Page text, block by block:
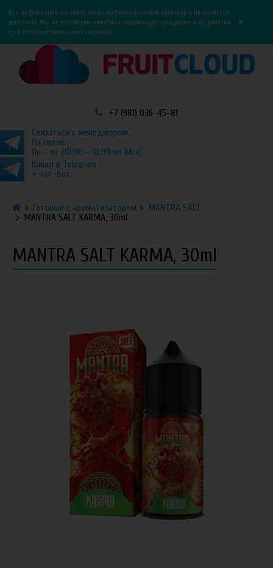
0
Вся информация на сайте носит информационный характер и не является
рекламой. Мы не реализуем никотиносодержащую продукцию и устройства
для её потребления дистанционно.
×
+7 (981) 036-45-81
Связаться с менеджером.
На связи:
Пн - пт (10:00 - 18:00 по Мск)
Канал в Telegram
+ чат-бот.
Готовые с ароматизатором
MANTRA SALT
MANTRA SALT KARMA, 30ml
MANTRA SALT KARMA, 30ml